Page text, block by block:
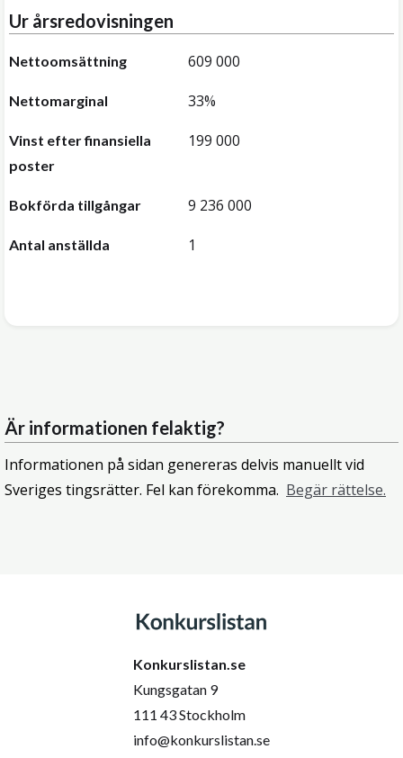
Ur årsredovisningen
Nettoomsättning 609 000
Nettomarginal 33%
Vinst efter finansiella
poster
199 000
Bokförda tillgångar 9 236 000
Antal anställda 1
Är informationen felaktig?
Informationen på sidan genereras delvis manuellt vid
Sveriges tingsrätter. Fel kan förekomma. Begär rättelse.
Konkurslistan.se
Kungsgatan 9
111 43 Stockholm
info@konkurslistan.se